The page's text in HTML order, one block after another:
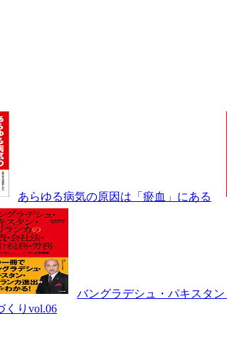
あらゆる病気の原因は「瘀血」にある
バングラデシュ・パキスタ
くりvol.06